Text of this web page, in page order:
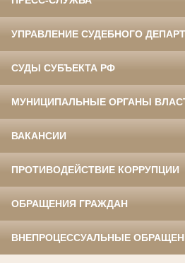
УПРАВЛЕНИЕ СУДЕБНОГО
СУДЫ СУБЪЕКТА РФ
МУНИЦИПАЛЬНЫЕ ОРГАНЫ
ВАКАНСИИ
ПРОТИВОДЕЙСТВИЕ КОРРУПЦИИ
ОБРАЩЕНИЯ ГРАЖДАН
ВНЕПРОЦЕССУАЛЬНЫЕ